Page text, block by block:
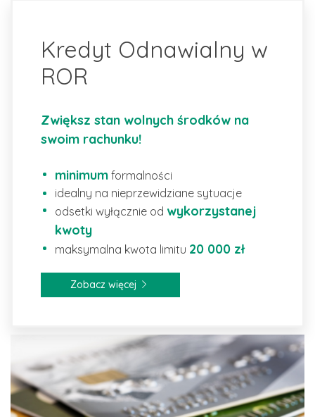
Kredyt Odnawialny w
ROR
Zwiększ stan wolnych środków na
swoim rachunku!
minimum formalności
idealny na nieprzewidziane sytuacje
odsetki wyłącznie od wykorzystanej
kwoty
maksymalna kwota limitu 20 000 zł
Zobacz więcej